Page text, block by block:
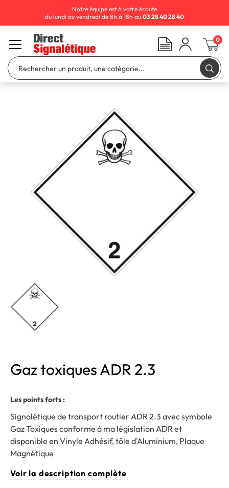
Gaz toxiques ADR 2.3
Les points forts :
Signalétique de transport routier ADR 2.3 avec symbole
Gaz Toxiques conforme à ma législation ADR et
disponible en Vinyle Adhésif, tôle d'Aluminium, Plaque
Magnétique
Voir la description complète
Notre équipe est à votre écoute
du lundi au vendredi de 8h à 18h au 03 28 40 28 40
0